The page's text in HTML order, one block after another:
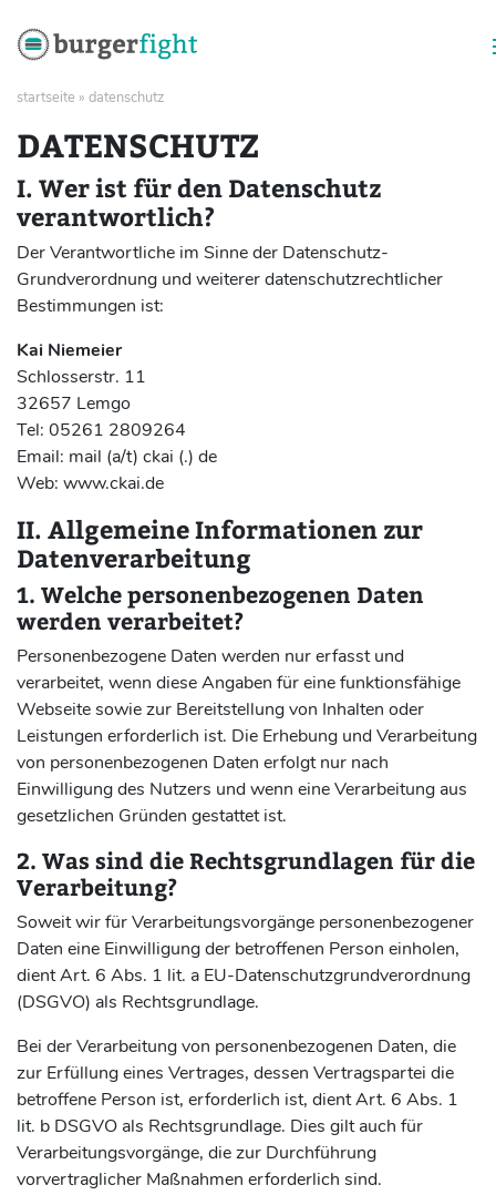
Zum
springen
startseite » datenschutz
DATENSCHUTZ
I. Wer ist für den Datenschutz
verantwortlich?
Der Verantwortliche im Sinne der Datenschutz-
Grundverordnung und weiterer datenschutzrechtlicher
Bestimmungen ist:
Kai Niemeier
Schlosserstr. 11
32657 Lemgo
Tel: 05261 2809264
Email: mail (a/t) ckai (.) de
Web: www.ckai.de
II. Allgemeine Informationen zur
Datenverarbeitung
1. Welche personenbezogenen Daten
werden verarbeitet?
Personenbezogene Daten werden nur erfasst und
verarbeitet, wenn diese Angaben für eine funktionsfähige
Webseite sowie zur Bereitstellung von Inhalten oder
Leistungen erforderlich ist. Die Erhebung und Verarbeitung
von personenbezogenen Daten erfolgt nur nach
Einwilligung des Nutzers und wenn eine Verarbeitung aus
gesetzlichen Gründen gestattet ist.
2. Was sind die Rechtsgrundlagen für die
Verarbeitung?
Soweit wir für Verarbeitungsvorgänge personenbezogener
Daten eine Einwilligung der betroffenen Person einholen,
dient Art. 6 Abs. 1 lit. a EU-Datenschutzgrundverordnung
(DSGVO) als Rechtsgrundlage.
Bei der Verarbeitung von personenbezogenen Daten, die
zur Erfüllung eines Vertrages, dessen Vertragspartei die
betroffene Person ist, erforderlich ist, dient Art. 6 Abs. 1
lit. b DSGVO als Rechtsgrundlage. Dies gilt auch für
Verarbeitungsvorgänge, die zur Durchführung
vorvertraglicher Maßnahmen erforderlich sind.